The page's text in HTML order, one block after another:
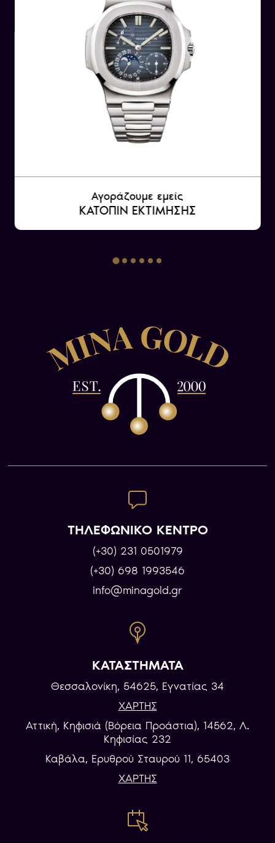
Αγοράζουμε εμείς
ΚΑΤΟΠΙΝ ΕΚΤΙΜΗΣΗΣ
ΤΗΛΕΦΩΝΙΚΟ ΚΕΝΤΡΟ
(+30) 231 0501979
(+30) 698 1993546
info@minagold.gr
ΚΑΤΑΣΤΗΜΑΤΑ
Θεσσαλονίκη, 54625, Εγνατίας 34
ΧΑΡΤΗΣ
Αττική, Κηφισιά (Βόρεια Προάστια), 14562, Λ.
Κηφισίας 232
Καβάλα, Eρυθρού Σταυρού 11, 65403
ΧΑΡΤΗΣ